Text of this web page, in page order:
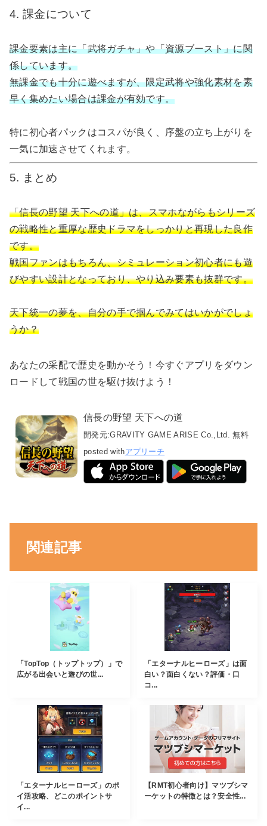
4. 課金について
課金要素は主に「武将ガチャ」や「資源ブースト」に関
係しています。
無課金でも十分に遊べますが、限定武将や強化素材を素
早く集めたい場合は課金が有効です。
特に初心者パックはコスパが良く、序盤の立ち上がりを
一気に加速させてくれます。
5. まとめ
「信長の野望 天下への道」は、スマホながらもシリーズ
の戦略性と重厚な歴史ドラマをしっかりと再現した良作
です。
戦国ファンはもちろん、シミュレーション初心者にも遊
びやすい設計となっており、やり込み要素も抜群です。
天下統一の夢を、自分の手で掴んでみてはいかがでしょ
うか？
あなたの采配で歴史を動かそう！今すぐアプリをダウン
ロードして戦国の世を駆け抜けよう！
信長の野望 天下への道
開発元:GRAVITY GAME ARISE Co.,Ltd. 無料
posted withアプリーチ
関連記事
「TopTop（トップトップ）」で
広がる出会いと遊びの世...
「エターナルヒーローズ」は面
白い？面白くない？評価・口
コ...
「エターナルヒーローズ」のポ
イ活攻略、どこのポイントサ
イ...
【RMT初心者向け】マツブシマ
ーケットの特徴とは？安全性...